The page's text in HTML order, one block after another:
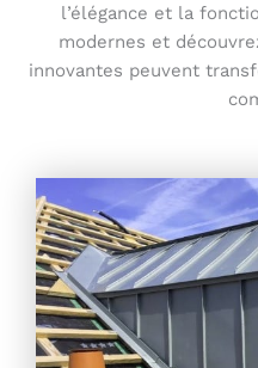
l’élégance et la
modernes et
innovantes peuvent